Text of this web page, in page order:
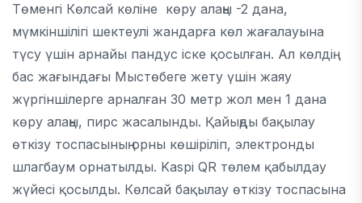
Төменгі Көлсай көліне көру алаңы -2 дана,
мүмкіншілігі шектеулі жандарға көл жағалауына
түсу үшін арнайы пандус іске қосылған. Ал көлдің
бас жағындағы Мыстөбеге жету үшін жаяу
жүргіншілерге арналған 30 метр жол мен 1 дана
көру алаңы, пирс жасалынды. Қайыңды бақылау
өткізу тоспасының орны көшіріліп, электронды
шлагбаум орнатылды. Kaspi QR төлем қабылдау
жүйесі қосылды. Көлсай бақылау өткізу тоспасына